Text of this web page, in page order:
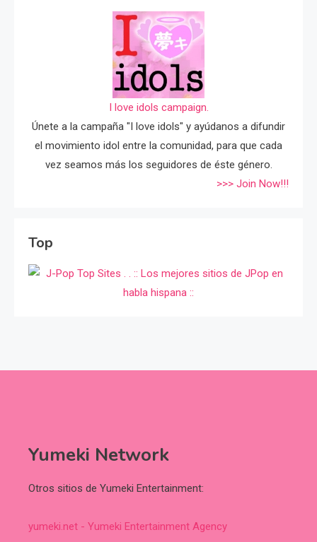
I love idols campaign.
Únete a la campaña "I love idols" y ayúdanos a difundir
el movimiento idol entre la comunidad, para que cada
vez seamos más los seguidores de éste género.
>>> Join Now!!!
Top
Yumeki Network
Otros sitios de Yumeki Entertainment:
yumeki.net - Yumeki Entertainment Agency